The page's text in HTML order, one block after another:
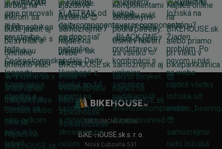
FAKTURAČNÁ ADRESA
BIKE-HOUSE.sk s. r. o.
Nová Ľubovňa 531